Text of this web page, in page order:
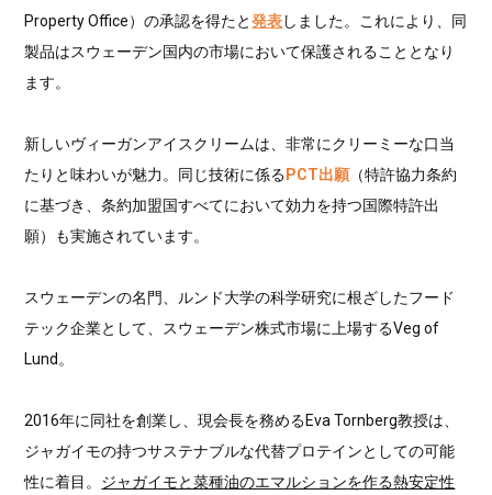
Property Office）の承認を得たと発表しました。これにより、同
製品はスウェーデン国内の市場において保護されることとなり
ます。
新しいヴィーガンアイスクリームは、非常にクリーミーな口当
たりと味わいが魅力。同じ技術に係る PCT出願（特許協力条約
に基づき、条約加盟国すべてにおいて効力を持つ国際特許出
願）も実施されています。
スウェーデンの名門、ルンド大学の科学研究に根ざしたフード
テック企業として、スウェーデン株式市場に上場するVeg of
Lund。
2016年に同社を創業し、現会長を務めるEva Tornberg教授は、
ジャガイモの持つサステナブルな代替プロテインとしての可能
性に着目。 ジャガイモと菜種油のエマルションを作る熱安定性